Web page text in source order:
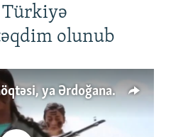
Türkiyə
olunub
Türkiyənin dönüş nöqtəsi, ya Ərdoğana üçüncü şans: PKK ilə qəfil barışıq nə deməkdir?